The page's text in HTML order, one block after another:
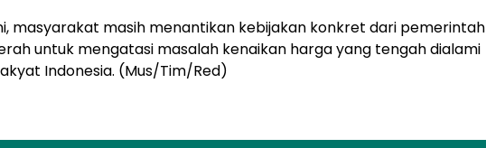
masyarakat masih menantikan kebijakan konkret dari pemerintah
untuk mengatasi masalah kenaikan harga yang tengah dialami
Indonesia. (Mus/Tim/Red)